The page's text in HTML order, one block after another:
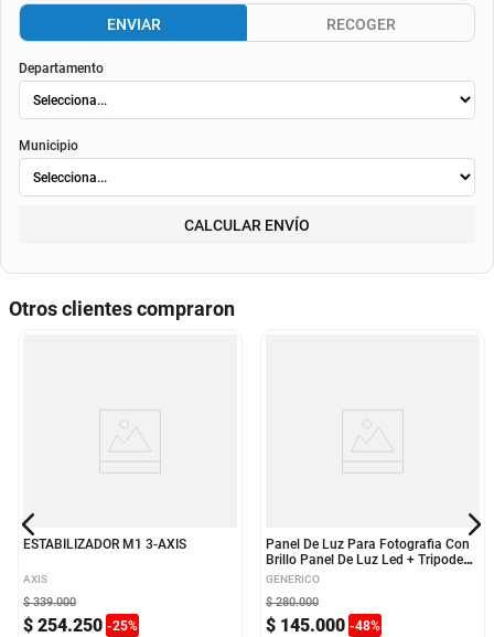
ENVIAR RECOGER
Departamento
Municipio
CALCULAR ENVÍO
Otros clientes compraron
ESTABILIZADOR M1 3-AXIS
AXIS
$ 254.250 -25%
$ 339.000
Panel De Luz Para Fotografia Con
Brillo Panel De Luz Led + Tripode
Panel De Luz Profesional
GENERICO
$ 145.000 -48%
$ 280.000